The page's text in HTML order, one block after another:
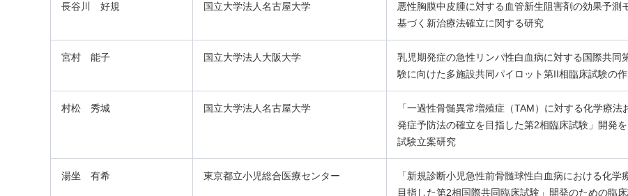
長谷川 好規 国立大学法人名古屋大学
悪性胸膜中皮腫に対する血管新生阻害剤の効果予測
基づく新治療法確立に関する研究
宮村 能子 国立大学法人大阪大学
乳児期発症の急性リンパ性白血病に対する国際共同
験に向けた多施設共同パイロット第II相臨床試験の
村松 秀城 国立大学法人名古屋大学
「一過性骨髄異常増殖症（TAM）に対する化学療法
発症予防法の確立を目指した第2相臨床試験」開発
試験立案研究
湯坐 有希 東京都立小児総合医療センター
「新規診断小児急性前骨髄球性白血病における化学
目指した第2相国際共同臨床試験」開発のための臨